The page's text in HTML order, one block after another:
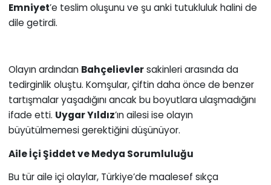
Emniyet’e teslim oluşunu ve şu anki tutukluluk halini de
dile getirdi.
Olayın ardından Bahçelievlersakinleri arasında da
tedirginlik oluştu. Komşular, çiftin daha önce de benzer
tartışmalar yaşadığını ancak bu boyutlara ulaşmadığını
ifade etti. Uygar Yıldız’ın ailesi ise olayın
büyütülmemesi gerektiğini düşünüyor.
Aile İçi Şiddet ve Medya Sorumluluğu
Bu tür aile içi olaylar, Türkiye’de maalesef sıkça